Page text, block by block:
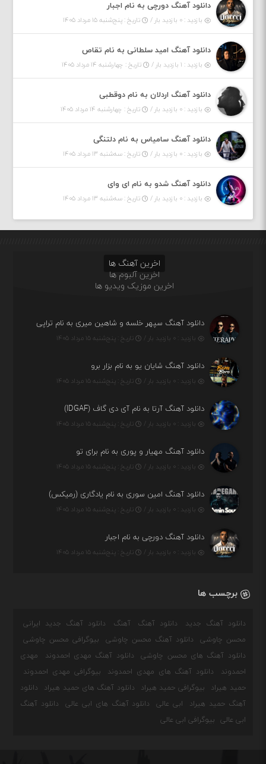
دانلود آهنگ دورچی به نام اجبار
بازدید : ۰ بازدید بار / تاریخ : پنج‌شنبه ۱۵ مرداد ۱۴۰۵
دانلود آهنگ امید سلطانی به نام تقاص
بازدید : ۱ بازدید بار / تاریخ : چهارشنبه ۱۴ مرداد ۱۴۰۵
دانلود آهنگ اردلان به نام دوقطبی
بازدید : ۰ بازدید بار / تاریخ : چهارشنبه ۱۴ مرداد ۱۴۰۵
دانلود آهنگ سامیاس به نام دلتنگی
بازدید : ۰ بازدید بار / تاریخ : سه‌شنبه ۱۳ مرداد ۱۴۰۵
دانلود آهنگ شدو به نام ای وای
بازدید : ۰ بازدید بار / تاریخ : سه‌شنبه ۱۳ مرداد ۱۴۰۵
اخرین آهنگ ها
اخرین آلبوم ها
اخرین موزیک ویدیو ها
دانلود آهنگ سپهر خلسه و شاهین میری به نام تراپی
بازدید : ۰ بازدید بار / تاریخ : پنج‌شنبه ۱۵ مرداد ۱۴۰۵
دانلود آهنگ شایان یو به نام بزار برو
بازدید : ۰ بازدید بار / تاریخ : پنج‌شنبه ۱۵ مرداد ۱۴۰۵
دانلود آهنگ آرتا به نام آی دی گاف (IDGAF)
بازدید : ۰ بازدید بار / تاریخ : پنج‌شنبه ۱۵ مرداد ۱۴۰۵
دانلود آهنگ مهیار و پوری به نام برای تو
بازدید : ۰ بازدید بار / تاریخ : پنج‌شنبه ۱۵ مرداد ۱۴۰۵
دانلود آهنگ امین سوری به نام یادگاری (رمیکس)
بازدید : ۰ بازدید بار / تاریخ : پنج‌شنبه ۱۵ مرداد ۱۴۰۵
دانلود آهنگ دورچی به نام اجبار
بازدید : ۰ بازدید بار / تاریخ : پنج‌شنبه ۱۵ مرداد ۱۴۰۵
برچسب ها
دانلود آهنگ جدید دانلود آهنگ آهنگ
دانلود آهنگ جدید ایرانی
محسن چاوشی
دانلود آهنگ محسن چاوشی
بیوگرافی محسن چاوشی
دانلود آهنگ های محسن چاوشی
دانلود آهنگ مهدی احمدوند
مهدی
احمدوند
دانلود آهنگ های مهدی احمدوند
بیوگرافی مهدی احمدوند
حمید هیراد
بیوگرافی حمید هیراد دانلود آهنگ های حمید هیراد
دانلود
آهنگ حمید هیراد
ابی عالی دانلود آهنگ های ابی عالی
دانلود آهنگ
ابی عالی
بیوگرافی ابی عالی